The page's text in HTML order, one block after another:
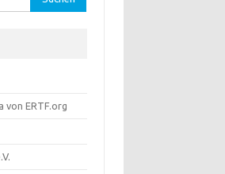
von ERTF.org